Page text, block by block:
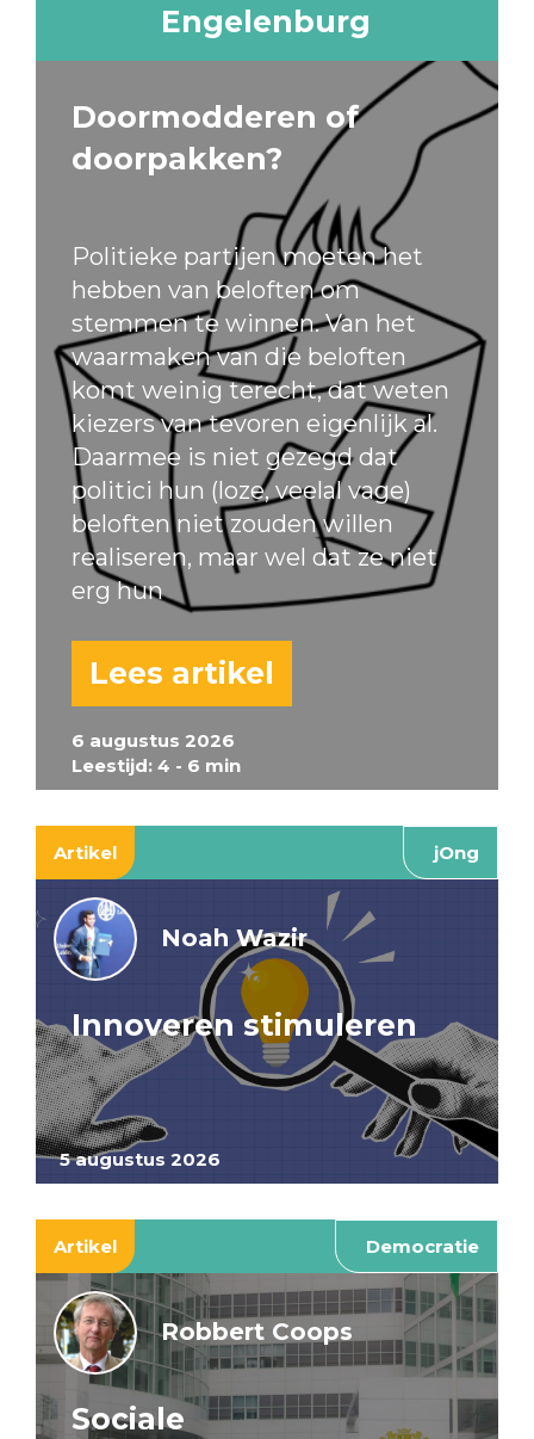
6 augustus 2026
Leestijd: 4 - 6 min
Engelenburg
Doormodderen of
doorpakken?
Politieke partijen moeten het
hebben van beloften om
stemmen te winnen. Van het
waarmaken van die beloften
komt weinig terecht, dat weten
kiezers van tevoren eigenlijk al.
Daarmee is niet gezegd dat
politici hun (loze, veelal vage)
beloften niet zouden willen
realiseren, maar wel dat ze niet
erg hun
Lees artikel
Artikel jOng
5 augustus 2026
Noah Wazir
Innoveren stimuleren
Artikel Democratie
Robbert Coops
Sociale